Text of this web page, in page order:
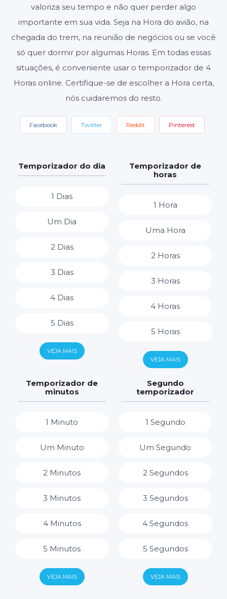
valoriza seu tempo e não quer perder algo
importante em sua vida. Seja na Hora do avião, na
chegada do trem, na reunião de negócios ou se você
só quer dormir por algumas Horas. Em todas essas
situações, é conveniente usar o temporizador de 4
Horas online. Certifique-se de escolher a Hora certa,
nós cuidaremos do resto.
Facebook Twitter Reddit Pinterest
Temporizador do dia
1 Dias
Um Dia
2 Dias
3 Dias
4 Dias
5 Dias
6 Dias
VEJA MAIS
Temporizador de
horas
1 Hora
Uma Hora
2 Horas
3 Horas
4 Horas
5 Horas
6 Horas
7 Horas
15 Horas
VEJA MAIS
Temporizador de
minutos
1 Minuto
Um Minuto
2 Minutos
3 Minutos
4 Minutos
5 Minutos
6 Minutos
VEJA MAIS
Segundo
temporizador
1 Segundo
Um Segundo
2 Segundos
3 Segundos
4 Segundos
5 Segundos
6 Segundos
VEJA MAIS
Configurações